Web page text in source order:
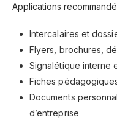
Applications
Intercalaires et
Flyers, brochures,
Signalétique interne
Fiches
Documents
d’entreprise